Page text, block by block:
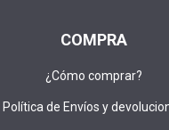
COMPRA
¿Cómo comprar?
Política de Envíos y